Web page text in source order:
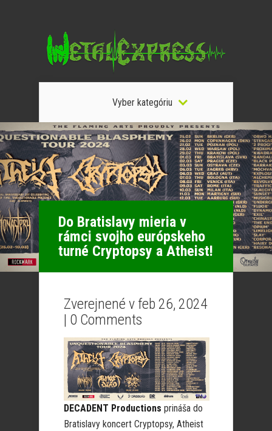
Vyber kategóriu
Do Bratislavy mieria v
rámci svojho európskeho
turné Cryptopsy a Atheist!
Zverejnené v feb 26, 2024
| 0 Comments
DECADENT Productions prináša do
Bratislavy koncert Cryptopsy, Atheist